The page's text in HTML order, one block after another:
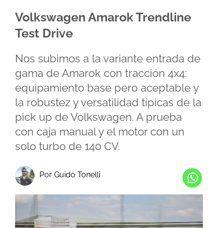
Volkswagen Amarok Trendline
Test Drive
Nos subimos a la variante entrada de
gama de Amarok con tracción 4x4:
equipamiento base pero aceptable y
la robustez y versatilidad típicas de la
pick up de Volkswagen. A prueba
con caja manual y el motor con un
solo turbo de 140 CV.
Por Guido Tonelli